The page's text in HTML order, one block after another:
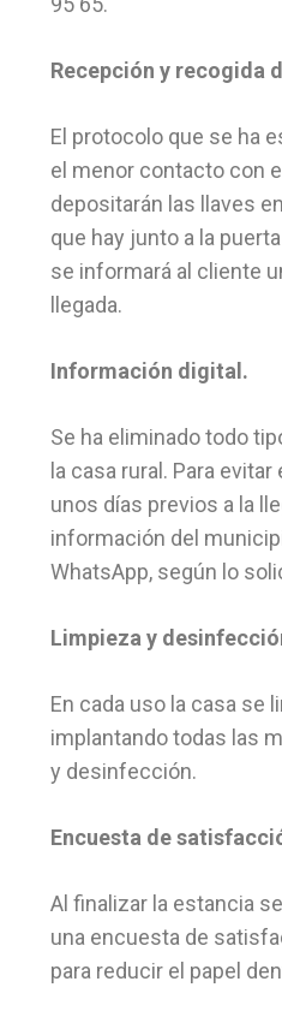
Recepción y recogida
El protocolo que se ha
el menor contacto con
depositarán las llaves
que hay junto a la
se informará al cliente
llegada.
Información digital.
Se ha eliminado todo
la casa rural. Para
unos días previos a la
información del
WhatsApp, según lo
Limpieza y
En cada uso la casa se
implantando todas las
y desinfección.
Encuesta de
Al finalizar la estancia
una encuesta de
para reducir el papel